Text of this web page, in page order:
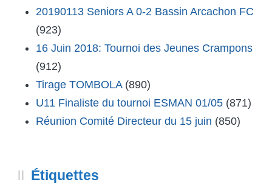
20190113 Seniors A 0-2 Bassin Arcachon FC
(923)
16 Juin 2018: Tournoi des Jeunes Crampons
(912)
Tirage TOMBOLA (890)
U11 Finaliste du tournoi ESMAN 01/05 (871)
Réunion Comité Directeur du 15 juin (850)
Étiquettes